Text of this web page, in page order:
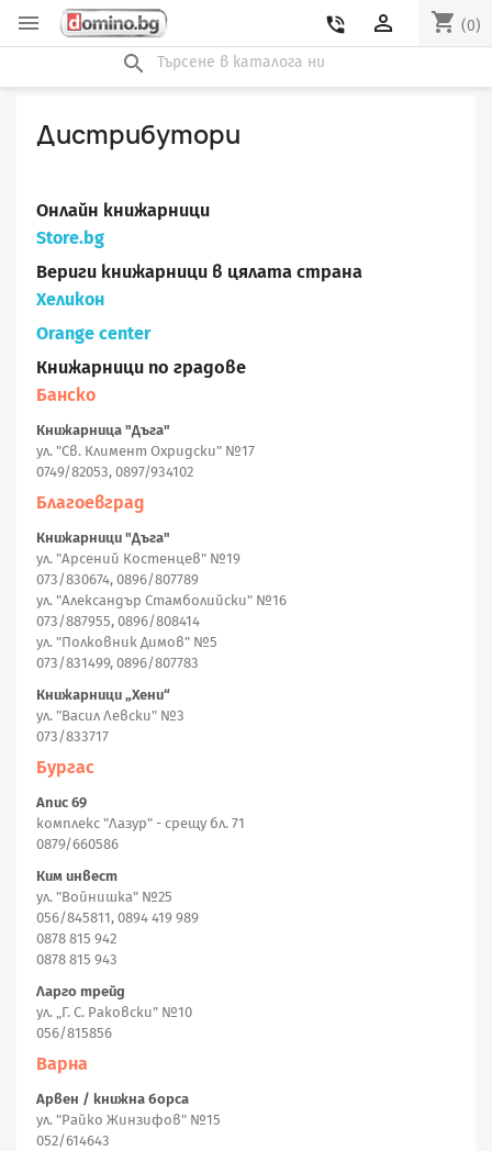
 shopping_cart (0)

phone_in_talk
search
Дистрибутори
Онлайн книжарници
Store.bg
Вериги книжарници в цялата страна
Хеликон
Orange center
Книжарници по градове
Банско
Книжарница "Дъга"
ул. "Св. Климент Охридски" №17
0749/82053, 0897/934102
Благоевград
Книжарници "Дъга"
ул. "Арсений Костенцев" №19
073/830674, 0896/807789
ул. "Александър Стамболийски" №16
073/887955, 0896/808414
ул. "Полковник Димов" №5
073/831499, 0896/807783
Книжарници „Хени“
ул. "Васил Левски" №3
073/833717
Бургас
Апис 69
комплекс "Лазур" - срещу бл. 71
0879/660586
Ким инвест
ул. "Войнишка" №25
056/845811, 0894 419 989
0878 815 942
0878 815 943
Ларго трейд
ул. „Г. С. Раковски” №10
056/815856
Варна
Арвен / книжна борса
ул. "Райко Жинзифов" №15
052/614643